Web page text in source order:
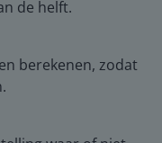
de helft.
berekenen, zodat